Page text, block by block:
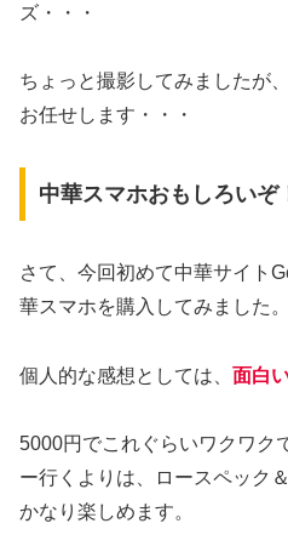
ズ・・・
ちょっと撮影してみましたが
お任せします・・・
中華スマホおもしろいぞ
さて、今回初めて中華サイト
華スマホを購入してみました。
個人的な感想としては、 面白
5000円でこれぐらいワクワク
ー行くよりは、ロースペック
かなり楽しめます。